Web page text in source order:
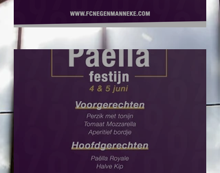
Jeugdtrainers gezocht!